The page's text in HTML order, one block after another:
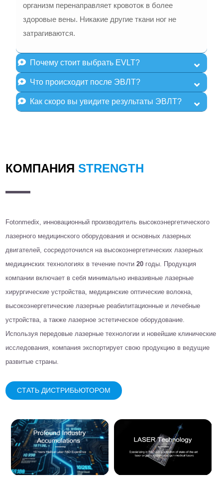
организм перенаправляет кровоток в более
здоровые вены. Никакие другие ткани ног не
затрагиваются.
Почему стоит выбрать EVLT?
Что происходит после ЭВЛТ?
Как скоро вы увидите результаты ЭВЛТ?
КОМПАНИЯSTRENGTH
Fotonmedix, инновационный производитель высокоэнергетического
лазерного медицинского оборудования и основных лазерных
двигателей, сосредоточился на высокоэнергетических лазерных
медицинских технологиях в течение почти20 годы. Продукция
компании включает в себя минимально инвазивные лазерные
хирургические устройства, медицинские оптические волокна,
высокоэнергетические лазерные реабилитационные и лечебные
устройства, а также лазерное эстетическое оборудование.
Используя передовые лазерные технологии и новейшие клинические
исследования, компания экспортирует свою продукцию в ведущие
развитые страны.
СТАТЬ ДИСТРИБЬЮТОРОМ